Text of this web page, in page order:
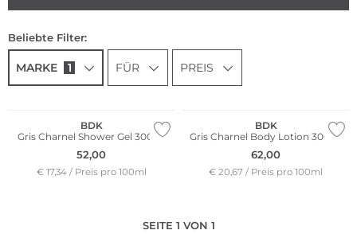
Beliebte Filter:
MARKE 1 FÜR PREIS
BDK
Gris Charnel Shower Gel 300ml
52,00
€ 17,34 / Preis pro 100ml
BDK
Gris Charnel Body Lotion 300ml
62,00
€ 20,67 / Preis pro 100ml
SEITE 1 VON 1